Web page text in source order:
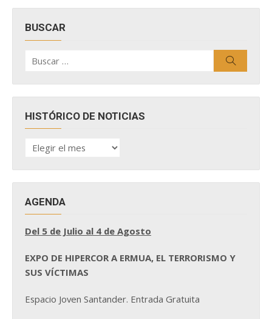
BUSCAR
por:
HISTÓRICO DE NOTICIAS
HISTÓRICO
DE
AGENDA
Del 5 de Julio al 4 de Agosto
EXPO DE HIPERCOR A ERMUA, EL TERRORISMO Y
SUS VÍCTIMAS
Espacio Joven Santander. Entrada Gratuita